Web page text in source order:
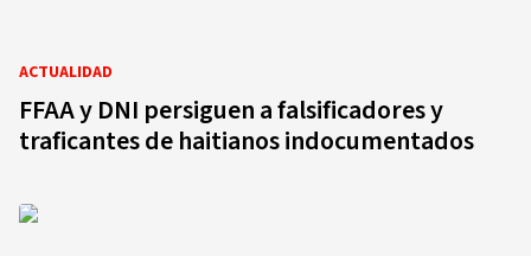
ACTUALIDAD
FFAA y DNI persiguen a falsificadores y
traficantes de haitianos indocumentados